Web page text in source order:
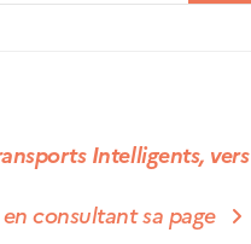
Intelligents, vers
en consultant sa page